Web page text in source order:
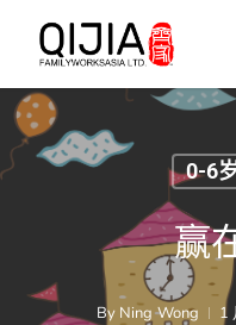
main
content
0-6
赢
By Ning Wong 1